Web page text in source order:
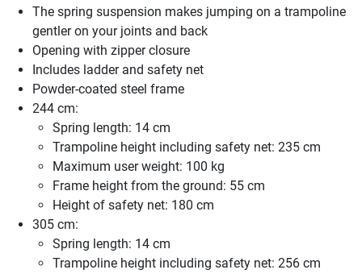
The spring suspension makes jumping on a trampoline
gentler on your joints and back
Opening with zipper closure
Includes ladder and safety net
Powder-coated steel frame
244 cm:
Spring length: 14 cm
Trampoline height including safety net: 235 cm
Maximum user weight: 100 kg
Frame height from the ground: 55 cm
Height of safety net: 180 cm
305 cm:
Spring length: 14 cm
Trampoline height including safety net: 256 cm